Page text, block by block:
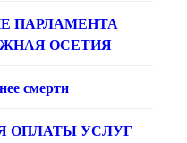
ПАРЛАМЕНТА
ОСЕТИЯ
смерти
ОПЛАТЫ УСЛУГ